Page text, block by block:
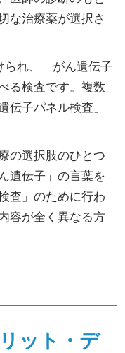
な治療薬が選択さ
れ、「がん遺伝子
る検査です。複数
伝子パネル検査」
の選択肢のひとつ
遺伝子」の言葉を
査」のために行わ
容が全く異なる方
ット・デ